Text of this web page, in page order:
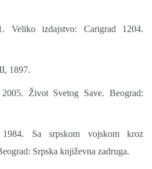
Veliko izdajstvo: Carigrad 1204.
1897.
Život Svetog Save. Beograd:
1984. Sa srpskom vojskom kroz
Srpska književna zadruga.